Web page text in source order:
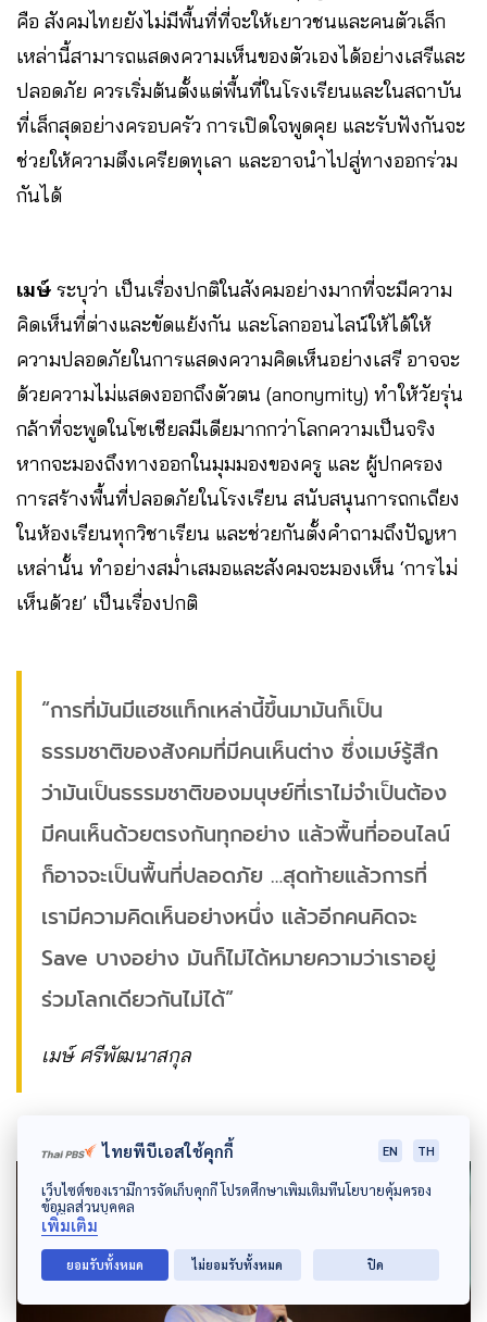
คือ สังคมไทยยังไม่มีพื้นที่ที่จะให้เยาวชนและคนตัวเล็ก
เหล่านี้สามารถแสดงความเห็นของตัวเองได้อย่างเสรีและ
ปลอดภัย ควรเริ่มต้นตั้งแต่พื้นที่ในโรงเรียนและในสถาบัน
ที่เล็กสุดอย่างครอบครัว การเปิดใจพูดคุย และรับฟังกันจะ
ช่วยให้ความตึงเครียดทุเลา และอาจนำไปสู่ทางออกร่วม
กันได้
เมษ์ ระบุว่า เป็นเรื่องปกติในสังคมอย่างมากที่จะมีความ
คิดเห็นที่ต่างและขัดแย้งกัน และโลกออนไลน์ให้ได้ให้
ความปลอดภัยในการแสดงความคิดเห็นอย่างเสรี อาจจะ
ด้วยความไม่แสดงออกถึงตัวตน (anonymity) ทำให้วัยรุ่น
กล้าที่จะพูดในโซเชียลมีเดียมากกว่าโลกความเป็นจริง
หากจะมองถึงทางออกในมุมมองของครู และ ผู้ปกครอง
การสร้างพื้นที่ปลอดภัยในโรงเรียน สนับสนุนการถกเถียง
ในห้องเรียนทุกวิชาเรียน และช่วยกันตั้งคำถามถึงปัญหา
เหล่านั้น ทำอย่างสม่ำเสมอและสังคมจะมองเห็น ‘การไม่
เห็นด้วย’ เป็นเรื่องปกติ
“การที่มันมีแฮชแท็กเหล่านี้ขึ้นมามันก็เป็น
ธรรมชาติของสังคมที่มีคนเห็นต่าง ซึ่งเมษ์รู้สึก
ว่ามันเป็นธรรมชาติของมนุษย์ที่เราไม่จำเป็นต้อง
มีคนเห็นด้วยตรงกันทุกอย่าง แล้วพื้นที่ออนไลน์
ก็อาจจะเป็นพื้นที่ปลอดภัย …สุดท้ายแล้วการที่
เรามีความคิดเห็นอย่างหนึ่ง แล้วอีกคนคิดจะ
Save บางอย่าง มันก็ไม่ได้หมายความว่าเราอยู่
ร่วมโลกเดียวกันไม่ได้”
เมษ์ ศรีพัฒนาสกุล
ไทยพีบีเอสใช้คุกกี้ EN TH
เว็บไซต์ของเรามีการจัดเก็บคุกกี้ โปรดศึกษาเพิ่มเติมที่นโยบายคุ้มครอง
ข้อมูลส่วนบุคคล
เพิ่มเติม
ยอมรับทั้งหมด ไม่ยอมรับทั้งหมด ปิด